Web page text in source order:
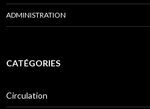
ADMINISTRATION
CATÉGORIES
Circulation